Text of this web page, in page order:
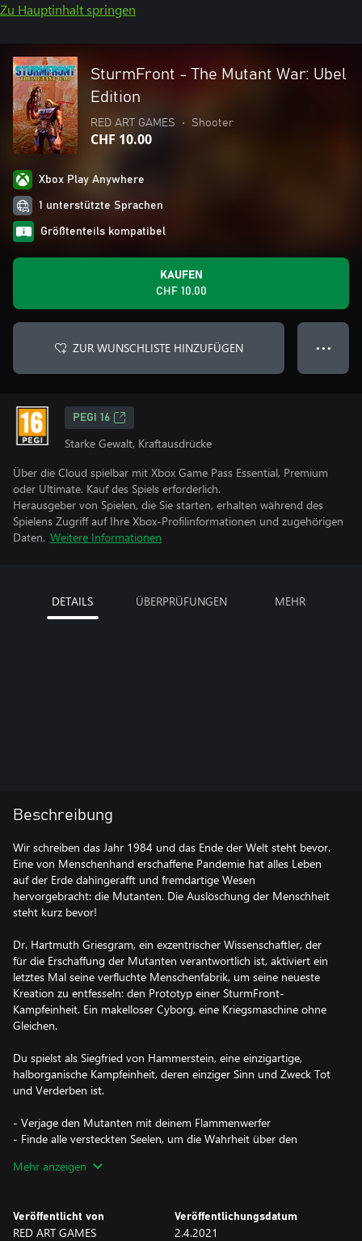
Zu Hauptinhalt springen
SturmFront - The Mutant War: Ubel
Edition
RED ART GAMES • Shooter
CHF 10.00
Xbox Play Anywhere
1 unterstützte Sprachen
Größtenteils kompatibel
KAUFEN
CHF 10.00
ZUR WUNSCHLISTE HINZUFÜGEN ● ● ●
PEGI 16
Starke Gewalt, Kraftausdrücke
Über die Cloud spielbar mit Xbox Game Pass Essential, Premium
oder Ultimate. Kauf des Spiels erforderlich.
Herausgeber von Spielen, die Sie starten, erhalten während des
Spielens Zugriff auf Ihre Xbox-Profilinformationen und zugehörigen
Daten. Weitere Informationen
DETAILS ÜBERPRÜFUNGEN MEHR
Beschreibung
Wir schreiben das Jahr 1984 und das Ende der Welt steht bevor.
Eine von Menschenhand erschaffene Pandemie hat alles Leben
auf der Erde dahingerafft und fremdartige Wesen
hervorgebracht: die Mutanten. Die Auslöschung der Menschheit
steht kurz bevor!
Dr. Hartmuth Griesgram, ein exzentrischer Wissenschaftler, der
für die Erschaffung der Mutanten verantwortlich ist, aktiviert ein
letztes Mal seine verfluchte Menschenfabrik, um seine neueste
Kreation zu entfesseln: den Prototyp einer SturmFront-
Kampfeinheit. Ein makelloser Cyborg, eine Kriegsmaschine ohne
Gleichen.
Du spielst als Siegfried von Hammerstein, eine einzigartige,
halborganische Kampfeinheit, deren einziger Sinn und Zweck Tot
und Verderben ist.
- Verjage den Mutanten mit deinem Flammenwerfer
- Finde alle versteckten Seelen, um die Wahrheit über den
- Töte gigantische Feinde! Gewähre ihnen keine Gnade!
Mehr anzeigen
Veröffentlicht von
RED ART GAMES
Veröffentlichungsdatum
2.4.2021